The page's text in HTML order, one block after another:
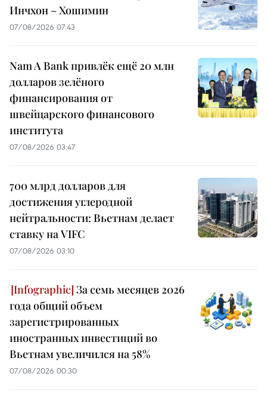
Инчхон – Хошимин
07/08/2026 07:43
Nam A Bank привлёк ещё 20 млн
долларов зелёного
финансирования от
швейцарского финансового
института
07/08/2026 03:47
700 млрд долларов для
достижения углеродной
нейтральности: Вьетнам делает
ставку на VIFC
07/08/2026 03:10
За семь месяцев 2026
года общий объем
зарегистрированных
иностранных инвестиций во
Вьетнам увеличился на 58%
07/08/2026 00:30